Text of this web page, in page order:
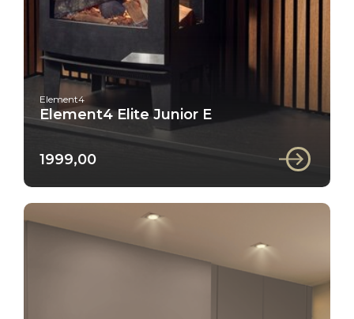
Element4
Element4 Elite Junior E
1999,00